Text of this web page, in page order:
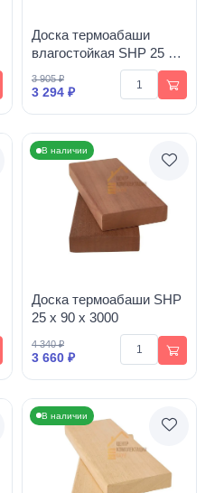
Доска термоабаши
влагостойкая SHP 25 х
3 905 ₽
3 294 ₽
В наличии
Доска термоабаши SHP
25 х 90 х 3000
4 340 ₽
3 660 ₽
В наличии